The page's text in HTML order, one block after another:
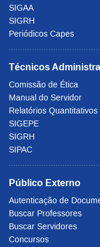
SIGAA
SIGRH
Periódicos Capes
Técnicos
Comissão de Ética
Manual do Servidor
Relatórios Quantitativos
SIGEPE
SIGRH
SIPAC
Público Externo
Autenticação de
Buscar Professores
Buscar Servidores
Concursos